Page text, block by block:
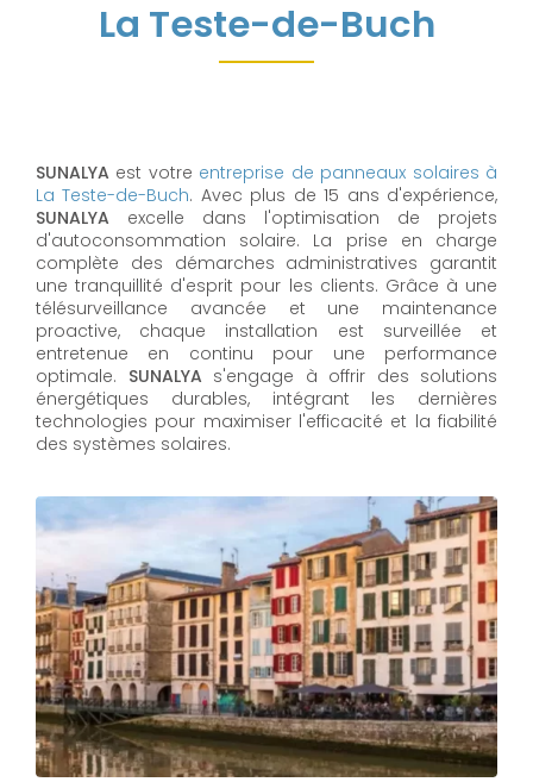
La Teste-de-Buch
SUNALYA est votre entreprise de panneaux solaires à
La Teste-de-Buch. Avec plus de 15 ans d'expérience,
SUNALYA excelle dans l'optimisation de projets
d'autoconsommation solaire. La prise en charge
complète des démarches administratives garantit
une tranquillité d'esprit pour les clients. Grâce à une
télésurveillance avancée et une maintenance
proactive, chaque installation est surveillée et
entretenue en continu pour une performance
optimale. SUNALYA s'engage à offrir des solutions
énergétiques durables, intégrant les dernières
technologies pour maximiser l'efficacité et la fiabilité
des systèmes solaires.